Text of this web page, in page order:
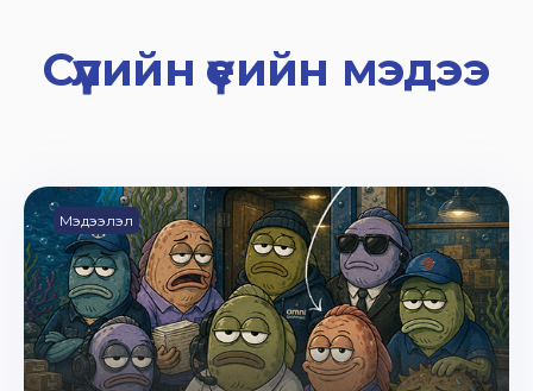
Сүүлийн үеийн мэдээ
Мэдээлэл